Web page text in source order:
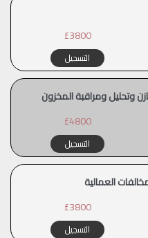
£3800
التسجيل
وتحليل ومراقبة المخزون
£4800
التسجيل
العمالية
£3800
التسجيل